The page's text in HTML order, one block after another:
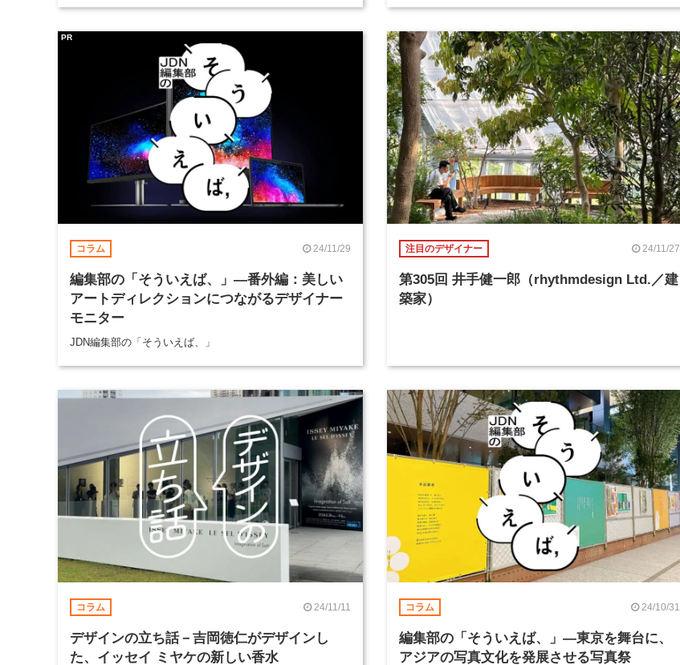
コラム 24/11/29
編集部の「そういえば、」―番外編：美しい
アートディレクションにつながるデザイナー
モニター
JDN編集部の「そういえば、」
PR
注目のデザイナー 24/11/27
第305回 井手健一郎（rhythmdesign Ltd.／建
築家）
コラム 24/11/11
デザインの立ち話－吉岡徳仁がデザインし
た、イッセイ ミヤケの新しい香水
コラム 24/10/31
編集部の「そういえば、」―東京を舞台に、
アジアの写真文化を発展させる写真祭